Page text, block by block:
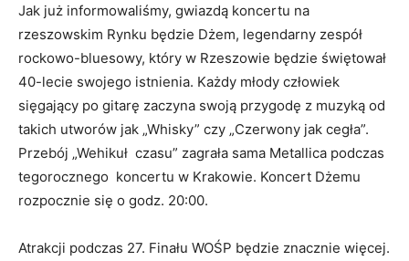
Jak już informowaliśmy, gwiazdą koncertu na
rzeszowskim Rynku będzie Dżem, legendarny zespół
rockowo-bluesowy, który w Rzeszowie będzie świętował
40-lecie swojego istnienia. Każdy młody człowiek
sięgający po gitarę zaczyna swoją przygodę z muzyką od
takich utworów jak „Whisky” czy „Czerwony jak cegła”.
Przebój „Wehikuł czasu” zagrała sama Metallica podczas
tegorocznego koncertu w Krakowie. Koncert Dżemu
rozpocznie się o godz. 20:00.
Atrakcji podczas 27. Finału WOŚP będzie znacznie więcej.